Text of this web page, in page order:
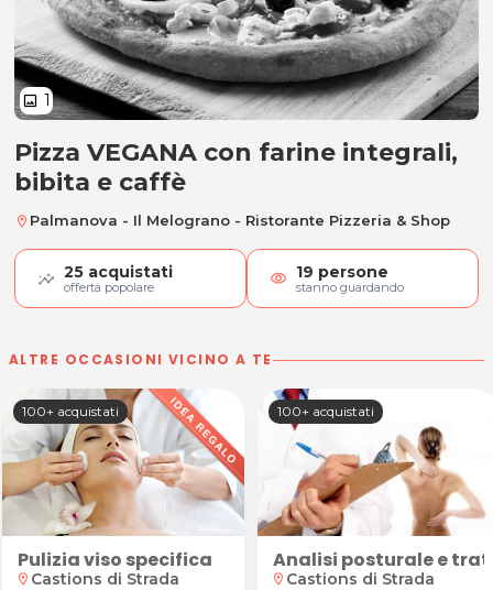
image 1
Pizza VEGANA con farine
Pizza VEGANA con farine integrali,
bibita e caffè
location_on Palmanova - Il Melograno - Ristorante Pizzeria & Shop
25 acquistati
offerta popolare visibility 19 persone
stanno guardando
ALTRE OCCASIONI VICINO A TE
di Corgnolo di Porpetto
anticellulite e drenante presso Armony a
100+ acquistati
Pulizia viso specifica
location_on Castions di Strada
100+ acquistati
Analisi posturale e
location_on Castions di Strada